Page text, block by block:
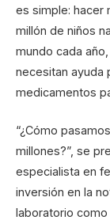
es simple: hacer
millón de niños
mundo cada
necesitan ayuda
medicamentos
“¿Cómo
millones?”, se
especialista en
inversión en la
laboratorio como